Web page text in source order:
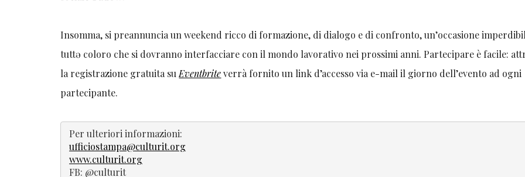
Insomma, si preannuncia un weekend ricco di formazione, di dialogo e di confronto, un’occasione
tuttə coloro che si dovranno interfacciare con il mondo lavorativo nei prossimi anni. Partecipare è facile:
la registrazione gratuita su Eventbriteverrà fornito un link d’accesso via e-mail il giorno dell’evento ad ogni
partecipante.
ufficiostampa@culturit.org
www.culturit.org